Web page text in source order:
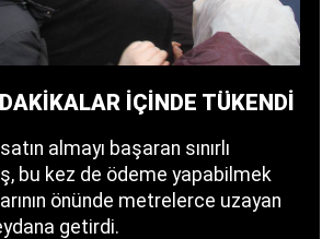
İÇİNDE TÜKENDİ
almayı başaran sınırlı
bu kez de ödeme yapabilmek
önünde metrelerce uzayan
getirdi.